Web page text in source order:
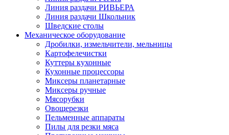
Линия раздачи РИВЬЕРА
Линия раздачи Школьник
Шведские столы
Механическое оборудование
Дробилки, измельчители, мельницы
Картофелечистки
Куттеры кухонные
Кухонные процессоры
Миксеры планетарные
Миксеры ручные
Мясорубки
Овощерезки
Пельменные аппараты
Пилы для резки мяса